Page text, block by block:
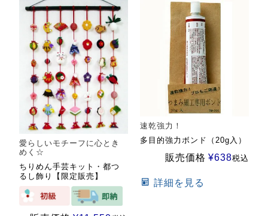
愛らしいモチーフに心とき
めく☆
ちりめん手芸キット・都つ
るし飾り【限定販売】
速乾強力！
多目的強力ボンド（20g入）
販売価格 ¥638税込
詳細を見る